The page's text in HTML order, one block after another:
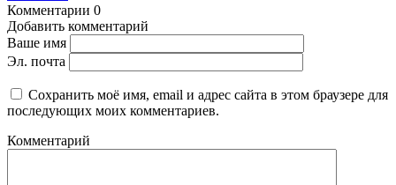
Комментарии 0
Добавить комментарий
Ваше имя
Эл. почта
Сохранить моё имя, email и адрес сайта в этом браузере для
последующих моих комментариев.
Комментарий